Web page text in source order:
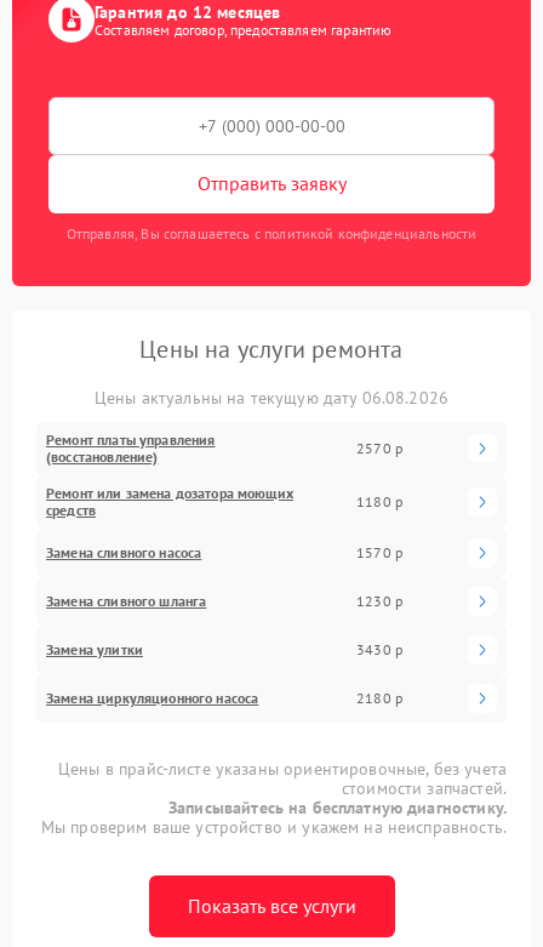
Гарантия до 12 месяцев
Составляем договор, предоставляем гарантию
Отправить заявку
Отправляя, Вы соглашаетесь с политикой конфиденциальности
Цены на услуги ремонта
Цены актуальны на текущую дату 06.08.2026
Ремонт платы управления
(восстановление)
2570 р
Ремонт или замена дозатора моющих
средств
1180 р
Замена сливного насоса 1570 р
Замена сливного шланга 1230 р
Замена улитки 3430 р
Замена циркуляционного насоса 2180 р
Цены в прайс-листе указаны ориентировочные, без учета
стоимости запчастей.
Записывайтесь на бесплатную диагностику.
Мы проверим ваше устройство и укажем на неисправность.
Показать все услуги